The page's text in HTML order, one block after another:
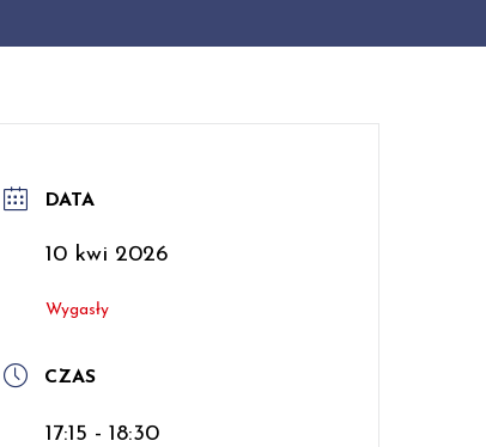
DATA
10 kwi 2026
Wygasły
CZAS
17:15 - 18:30